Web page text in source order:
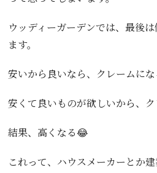
ウッディーガーデンでは、最後
ます。
安いから良いなら、クレームに
安くて良いものが欲しいから、ク
結果、高くなる😂
これって、ハウスメーカーとか